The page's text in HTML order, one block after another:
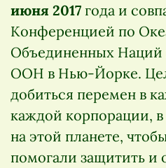
июня 2017 года и
Конференцией по
Объединенных Наций
ООН в Нью-Йорке.
добиться перемен в
каждой корпорации,
на этой планете,
помогали защитить и